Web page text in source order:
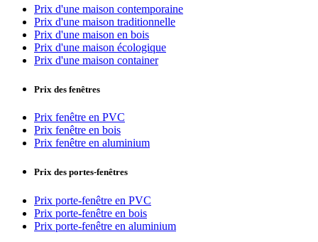
Prix d'une maison contemporaine
Prix d'une maison traditionnelle
Prix d'une maison en bois
Prix d'une maison écologique
Prix d'une maison container
Prix des fenêtres
Prix fenêtre en PVC
Prix fenêtre en bois
Prix fenêtre en aluminium
Prix des portes-fenêtres
Prix porte-fenêtre en PVC
Prix porte-fenêtre en bois
Prix porte-fenêtre en aluminium